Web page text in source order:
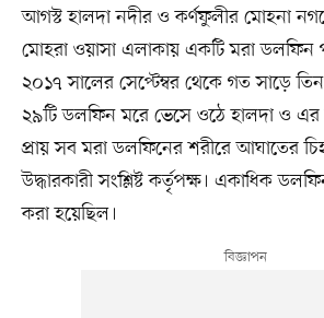
আগস্ট হালদা নদীর ও কর্ণফুলীর মোহনা
মোহরা ওয়াসা এলাকায় একটি মরা ডলফিন
২০১৭ সালের সেপ্টেম্বর থেকে গত সাড়ে
২৯টি ডলফিন মরে ভেসে ওঠে হালদা ও
প্রায় সব মরা ডলফিনের শরীরে আঘাতের
উদ্ধারকারী সংশ্লিষ্ট কর্তৃপক্ষ। একাধিক
করা হয়েছিল।